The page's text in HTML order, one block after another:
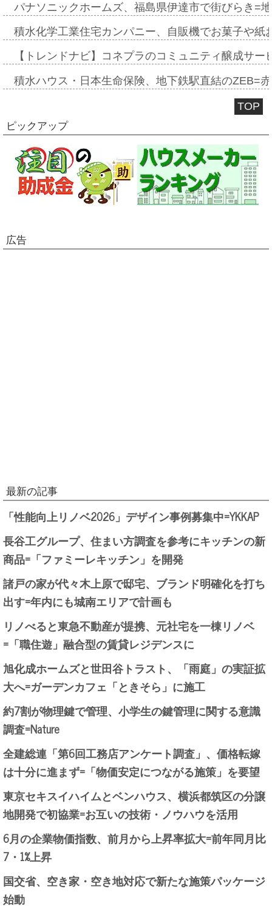
パナソニックホームズ、福島県伊達市で街びらき=
積水化学工業住宅カンパニー、自販機でお菓子や
【トレンドナビ】コネプラのコミュニティ醸成サ
積水ハウス・日本生命保険、地下鉄駅直結のZEB=
TOP
ピックアップ
広告
最新の記事
「性能向上リノベ2026」デザイン事例募集中=YKKAP
長谷工グループ、住まい方調査を参考にキッチンの新
商品=「ファミーレキッチン」を開発
諸戸の家が代々木上原で邸宅、ブランド明確化を打ち
出す=年内にも城南エリアで計画も
リノべると東急不動産が提携、元社宅を一棟リノベ
=「職住遊」融合型の賃貸レジデンスに
旭化成ホームズと世田谷トラスト、「雨庭」の実証拡
大へ=ガーデンカフェ「ときそら」に施工
約7割が物理鍵で管理、小学生の鍵管理に関する意識
調査=Nature
全建総連「第6回工務店アンケート調査」、価格転嫁
は十分に進まず=「物価安定につながる施策」を要望
東京セキスイハイムとベンハウス、横浜都筑区の分譲
地開発で初協業=お互いの技術・ノウハウを活用
6月の企業物価指数、前月から上昇率拡大=前年同月比
7・1%上昇
国交省、空き家・空き地対応で新たな施策パッケージ
始動